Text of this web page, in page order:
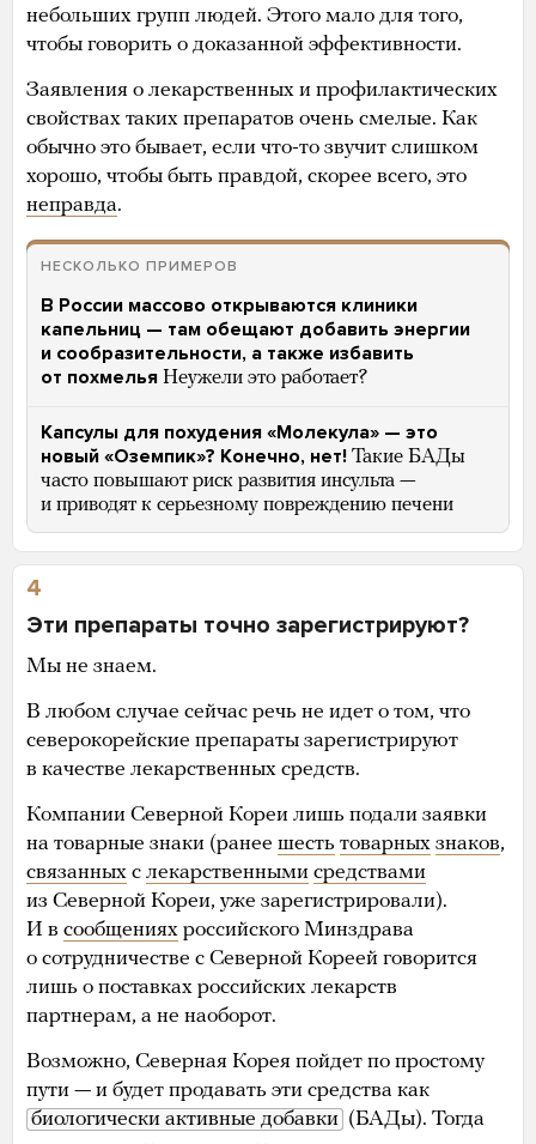
небольших групп людей. Этого мало для того,
чтобы говорить о доказанной эффективности.
Заявления о лекарственных и профилактических
свойствах таких препаратов очень смелые. Как
обычно это бывает, если что-то звучит слишком
хорошо, чтобы быть правдой, скорее всего, это
неправда.
НЕСКОЛЬКО ПРИМЕРОВ
В России массово открываются клиники
капельниц — там обещают добавить энергии
и сообразительности, а также избавить
от похмелья Неужели это работает?
Капсулы для похудения «Молекула» — это
новый «Оземпик»? Конечно, нет! Такие БАДы
часто повышают риск развития инсульта —
и приводят к серьезному повреждению печени
4
Эти препараты точно зарегистрируют?
Мы не знаем.
В любом случае сейчас речь не идет о том, что
северокорейские препараты зарегистрируют
в качестве лекарственных средств.
Компании Северной Кореи лишь подали заявки
на товарные знаки (ранее шесть товарных знаков,
связанных с лекарственными средствами
из Северной Кореи, уже зарегистрировали).
И в сообщениях российского Минздрава
о сотрудничестве с Северной Кореей говорится
лишь о поставках российских лекарств
партнерам, а не наоборот.
Возможно, Северная Корея пойдет по простому
пути — и будет продавать эти средства как
биологически активные добавки (БАДы). Тогда